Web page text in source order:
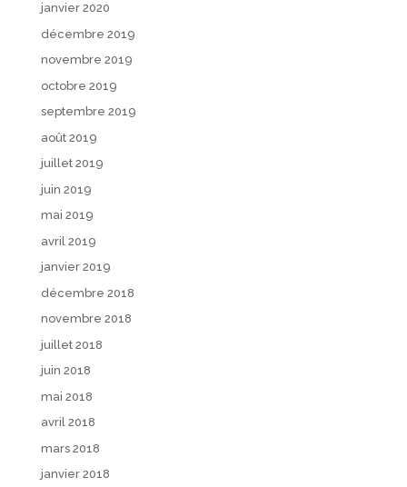
janvier 2020
décembre 2019
novembre 2019
octobre 2019
septembre 2019
août 2019
juillet 2019
juin 2019
mai 2019
avril 2019
janvier 2019
décembre 2018
novembre 2018
juillet 2018
juin 2018
mai 2018
avril 2018
mars 2018
janvier 2018